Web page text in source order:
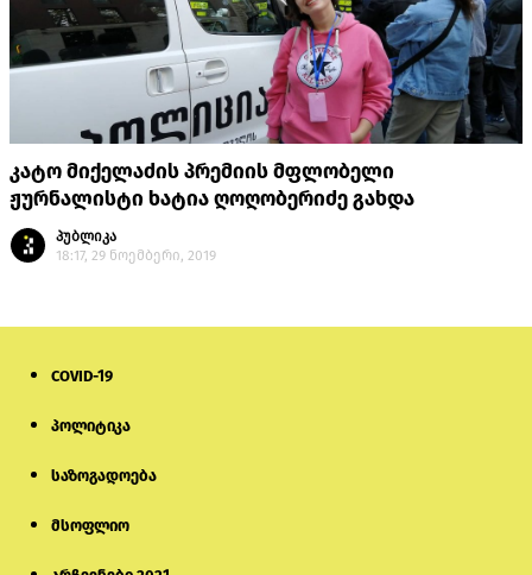
კატო მიქელაძის პრემიის მფლობელი
ჟურნალისტი ხატია ღოღობერიძე გახდა
პუბლიკა
18:17, 29 ნოემბერი, 2019
COVID-19
პოლიტიკა
საზოგადოება
მსოფლიო